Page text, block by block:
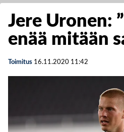
Jere Uronen:
enää mitään
Toimitus 16.11.2020 11:42